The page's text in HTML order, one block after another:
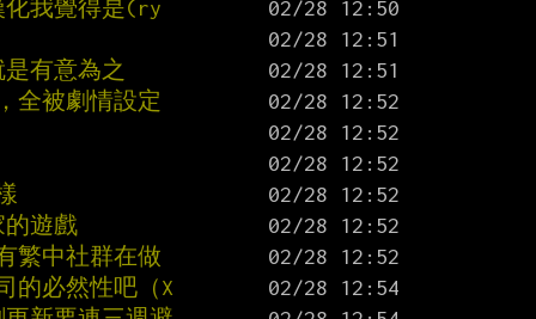
化我覺得是(ry
有意為之
全被劇情設定
遊戲
繁中社群在做
的必然性吧（X